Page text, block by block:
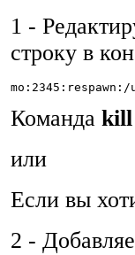
1 -
строку в
Командаkill
или
Если вы
2 -